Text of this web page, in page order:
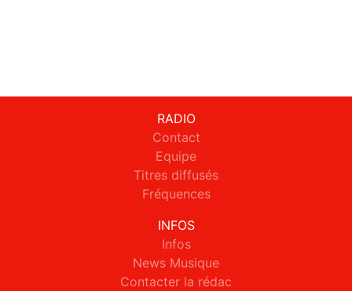
RADIO
Contact
Equipe
Titres diffusés
Fréquences
INFOS
Infos
News Musique
Contacter la rédac